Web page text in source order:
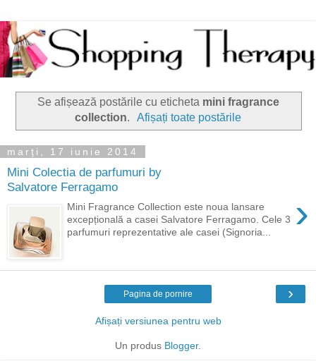
Se afișează postările cu eticheta mini fragrance
collection. Afișați toate postările
marți, 17 iunie 2014
Mini Colectia de parfumuri by
Salvatore Ferragamo
›
Mini Fragrance Collection este noua lansare
excepțională a casei Salvatore Ferragamo. Cele 3
parfumuri reprezentative ale casei (Signoria...
›
Pagina de pornire
Afișați versiunea pentru web
Un produs Blogger.